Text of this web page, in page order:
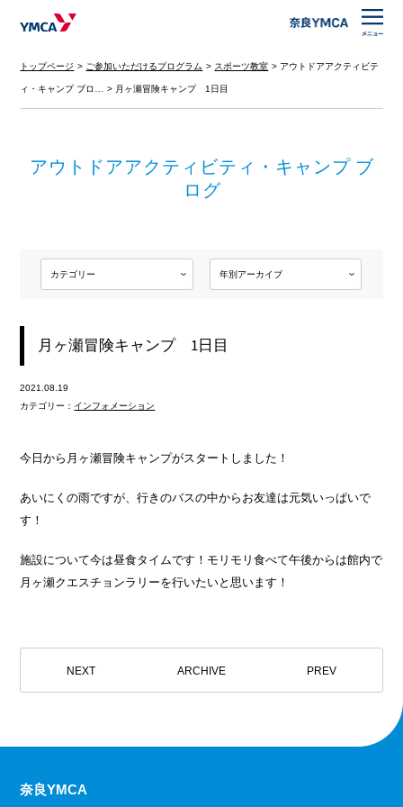
トップページ ご参加いただけるプログラム スポーツ教室 アウトドアアクティビテ
ィ・キャンプ ブロ… 月ヶ瀬冒険キャンプ 1日目
アウトドアアクティビティ・キャンプ ブ
ログ
月ヶ瀬冒険キャンプ 1日目
2021.08.19
カテゴリー： インフォメーション
今日から月ヶ瀬冒険キャンプがスタートしました！
あいにくの雨ですが、行きのバスの中からお友達は元気いっぱいで
す！
施設について今は昼食タイムです！モリモリ食べて午後からは館内で
月ヶ瀬クエスチョンラリーを行いたいと思います！
NEXT ARCHIVE PREV
奈良YMCA